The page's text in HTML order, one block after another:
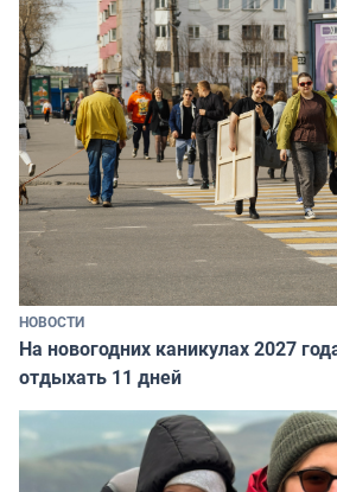
НОВОСТИ
На новогодних каникулах 2027
отдыхать 11 дней